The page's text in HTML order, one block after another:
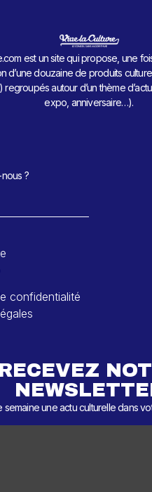
est un site qui propose, une
d’une douzaine de produits
autour d’un thème
expo, anniversaire…).
?
confidentialité
RECEVEZ
semaine une actu culturelle dans